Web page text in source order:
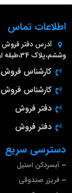
دسترسی سریع
آبسردکن استیل
فریزر صندوقی
اطلاعات تماس
آدرس دفتر فروش
وششم،پلاک 34،طبقه اول
کارشناس فروش
کارشناس فروش
دفتر فروش
دفتر فروش